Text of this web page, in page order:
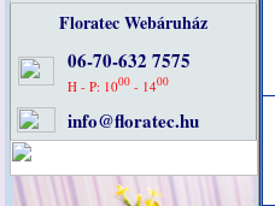
Floratec Webáruház
06-70-632 7575
H - P: 1000 - 1400
info@floratec.hu